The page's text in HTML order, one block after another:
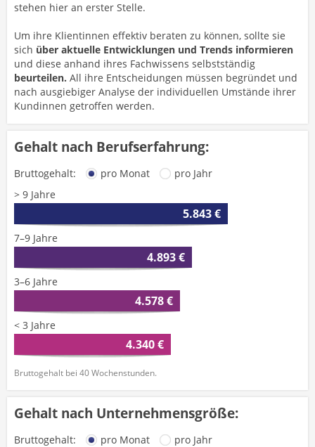
stehen hier an erster Stelle.
Um ihre Klientinnen effektiv beraten zu können, sollte sie
sich über aktuelle Entwicklungen und Trends informieren
und diese anhand ihres Fachwissens selbstständig
beurteilen. All ihre Entscheidungen müssen begründet und
nach ausgiebiger Analyse der individuellen Umstände ihrer
Kundinnen getroffen werden.
Gehalt nach Berufserfahrung:
Bruttogehalt: pro Monat
pro Jahr
> 9 Jahre
5.843 €
7–9 Jahre
4.893 €
3–6 Jahre
4.578 €
< 3 Jahre
4.340 €
Bruttogehalt bei 40 Wochenstunden.
Gehalt nach Unternehmensgröße:
Bruttogehalt: pro Monat
pro Jahr